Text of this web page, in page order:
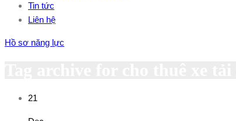
Tin tức
Liên hệ
Hồ sơ năng lực
21